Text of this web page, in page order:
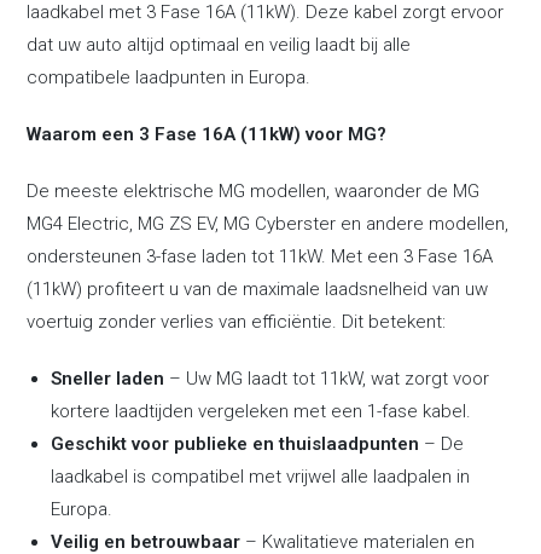
laadkabel met 3 Fase 16A (11kW). Deze kabel zorgt ervoor
dat uw auto altijd optimaal en veilig laadt bij alle
compatibele laadpunten in Europa.
Waarom een 3 Fase 16A (11kW) voor MG?
De meeste elektrische MG modellen, waaronder de MG
MG4 Electric, MG ZS EV, MG Cyberster en andere modellen,
ondersteunen 3-fase laden tot 11kW. Met een 3 Fase 16A
(11kW) profiteert u van de maximale laadsnelheid van uw
voertuig zonder verlies van efficiëntie. Dit betekent:
Sneller laden – Uw MG laadt tot 11kW, wat zorgt voor
kortere laadtijden vergeleken met een 1-fase kabel.
Geschikt voor publieke en thuislaadpunten – De
laadkabel is compatibel met vrijwel alle laadpalen in
Europa.
Veilig en betrouwbaar – Kwalitatieve materialen en